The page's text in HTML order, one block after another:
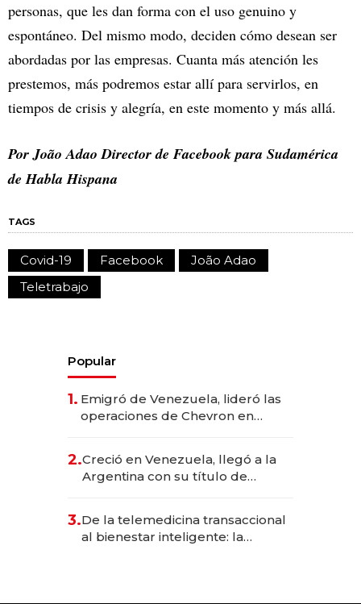
personas, que les dan forma con el uso genuino y
espontáneo. Del mismo modo, deciden cómo desean ser
abordadas por las empresas. Cuanta más atención les
prestemos, más podremos estar allí para servirlos, en
tiempos de crisis y alegría, en este momento y más allá.
Por João Adao Director de Facebook para Sudamérica
de Habla Hispana
TAGS
Covid-19 Facebook
João Adao
Teletrabajo
Popular
1. Emigró de Venezuela, lideró las
operaciones de Chevron en
2.Creció en Venezuela, llegó a la
Argentina con su título de
las marcas "fast premium"
3.De la telemedicina transaccional
al bienestar inteligente: la